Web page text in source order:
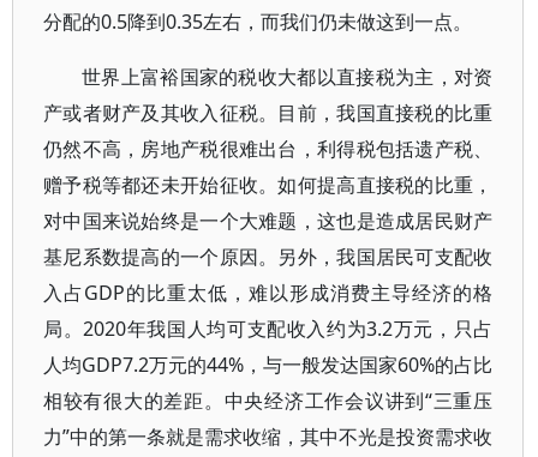
分配的0.5降到0.35左右，而我们仍未做这到一点。
世界上富裕国家的税收大都以直接税为主，对资
产或者财产及其收入征税。目前，我国直接税的比重
仍然不高，房地产税很难出台，利得税包括遗产税、
赠予税等都还未开始征收。如何提高直接税的比重，
对中国来说始终是一个大难题，这也是造成居民财产
基尼系数提高的一个原因。另外，我国居民可支配收
入占GDP的比重太低，难以形成消费主导经济的格
局。2020年我国人均可支配收入约为3.2万元，只占
人均GDP7.2万元的44%，与一般发达国家60%的占比
相较有很大的差距。中央经济工作会议讲到“三重压
力”中的第一条就是需求收缩，其中不光是投资需求收